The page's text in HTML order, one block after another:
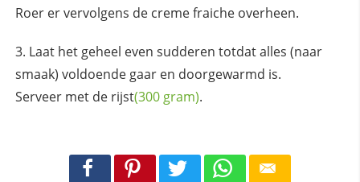
Roer er vervolgens de creme fraiche overheen.
Laat het geheel even sudderen totdat alles (naar
smaak) voldoende gaar en doorgewarmd is.
Serveer met de rijst(300 gram).